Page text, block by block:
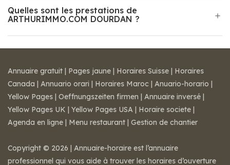
Quelles sont les prestations de
ARTHURIMMO.COM DOURDAN ?
Annuaire gratuit | Pages jaune | Horaires Suisse | Horaires
Canada | Annuario orari | Horaires Maroc | Anuario-horario |
Yellow Pages | Oeffnungszeiten firmen | Annuaire inversé |
Yellow Pages UK | Yellow Pages USA | Horaire societe |
Agenda en ligne | Menu restaurant | Gestion de chantier
Copyright © 2026 | Annuaire-horaire est l’annuaire
professionnel qui vous aide à trouver les horaires d’ouverture